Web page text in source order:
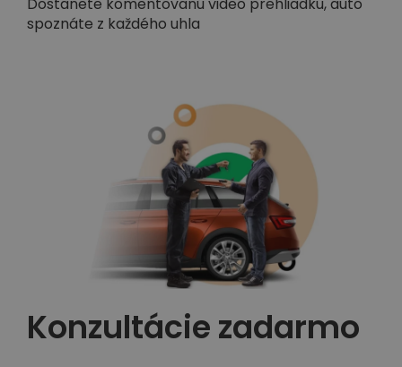
Dostanete komentovanú video prehliadku, auto
spoznáte z každého uhla
Konzultácie zadarmo